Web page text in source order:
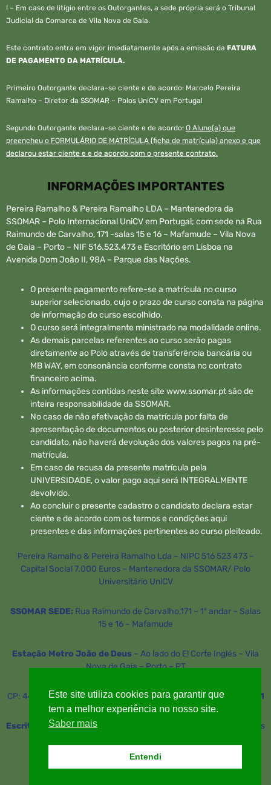
I – Em caso de litígio entre os Outorgantes, a sede própria será o Tribunal
Judicial da Comarca de Vila Nova de Gaia.
Este contrato entra em vigor imediatamente após a emissão da FATURA
DE PAGAMENTO DA MATRÍCULA.
Primeiro Outorgante declara-se ciente e de acordo: Marcelo Pereira
Ramalho – Diretor da SSOMAR – Polos UniCV em Portugal
Segundo Outorgante declara-se ciente e de acordo: O Aluno(a) que
preencheu o FORMULÁRIO DE MATRÍCULA (ficha de matrícula) anexo e que
declarou estar ciente e e de acordo com o presente contrato.
INFORMAÇÕES IMPORTANTES
Pereira Ramalho & Pereira Ramalho LDA – Mantenedora da
SSOMAR – Polo Internacional UniCV em Portugal; com sede na Rua
Raimundo de Carvalho, 171 -salas 15 e 16 – Mafamude – Vila Nova
de Gaia – Porto – NIF 516.523.473 e Escritório em Lisboa na
Avenida Dom João II, 98A – Parque das Nações.
O presente pagamento refere-se a matrícula no curso
superior selecionado, cujo o prazo de curso consta na página
de informação do curso escolhido.
O curso será integralmente ministrado na modalidade online.
As demais parcelas referentes ao curso serão pagas
diretamente ao Polo através de transferência bancária ou
MB WAY, em consonância conforme consta no contrato
financeiro acima.
As informações contidas neste site www.ssomar.pt são de
inteira responsabilidade da SSOMAR.
No caso de não efetivação da matrícula por falta de
apresentação de documentos ou posterior desinteresse pelo
candidato, não haverá devolução dos valores pagos na pré-
matrícula.
Em caso de recusa da presente matrícula pela
UNIVERSIDADE, o valor pago aqui será INTEGRALMENTE
devolvido.
Ao concluir o presente cadastro o candidato declara estar
ciente e de acordo com os termos e condições aqui
presentes e das informações pertinentes ao curso pleiteado.
Pereira Ramalho & Pereira Ramalho Lda – NIPC 516 523 473 –
Capital Social 7.000 Euros – Mantenedora da SSOMAR/ Polo
Universitário UniCV
SSOMAR SEDE: Rua Raimundo de Carvalho,171 – 1º andar – Salas
15 e 16 – Mafamude
Estação Metro João de Deus – Ao lado do El Corte Inglés – Vila
Nova de Gaia – Porto – PT
CP: 4430-186 – Fone: (+351) 221 146 053 eWhatsapp 911 511 411
Escritório Lisboa:Avenida Dom João II, 98A – Parque das Nações
CP: 1990-100 –Whatsapp 913 333 367
Este site utiliza cookies para garantir que
tem a melhor experiência no nosso site.
Saber mais
Entendi